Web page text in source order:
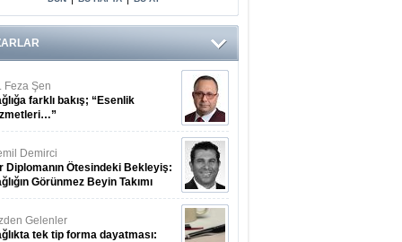
Feza Şen
farklı bakış; “Esenlik
Demirci
Diplomanın Ötesindeki Bekleyiş:
Görünmez Beyin Takımı
Gelenler
tek tip forma dayatması: